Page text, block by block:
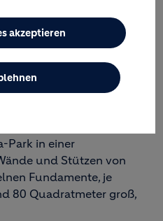
wäre die
Für Wasserwelt und
Tonnen des
Holcim Optimo (CEM
in Lahr-
Park in einer
und Stützen von
Fundamente, je
80 Quadratmeter groß,
akzeptieren